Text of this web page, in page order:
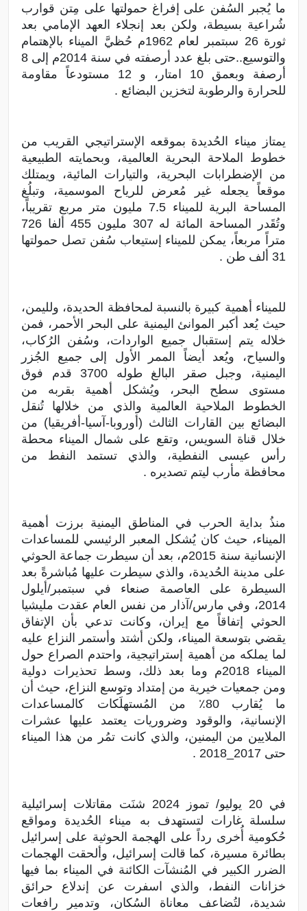
ما يُجبر السُفن على إفراغ حمولتها على مِتن قوارب
شُراعية بسيطة، ولكن بعد إنجلاء العهد الإمامي بعد
ثورة 26 سبتمبر لعام 1962م حُظيَّ الميناء بالإهتمام
والتوسيع..حتى بلغ عدد أرصفته في سنة 2014م إلى 8
أرصفة وبعمق 10 امتار، و 12 مستودعاً مقاومة
للحرارة والرطوبة لتخزين البضائع .
يمتاز ميناء الحُديدة بموقعه الإستراتيجي القريب من
خطوط الملاحة البحرية العالمية، وبحمايته الطبيعية
من الإضطرابات البحرية، والتيارات المائية، ويمتلك
موقعاً يجعله غير مُعرض للرياح الموسمية، وتبلُغ
المساحة البرية للميناء 7.5 مليون متر مربع تقريباً،
وتُقَدر المساحة المائة له 307 مليون 455 ألفا 726
متراً مربعاً، يمكن للميناء إستيعاب سُفن تصل حمولتها
31 ألف طن .
للميناء أهمية كبيرة بالنسبة لمحافظة الحديدة، ولليمن،
حيث يُعد أكبر الموانئ اليمنية على البحر الأحمر، فمن
خلاله يتم إستقبال جميع الواردات، وسُفن الرُكاب،
والسياح، ويُعد أيضاً الممر الأول إلى جميع الجُزر
اليمنية، وجبل صقر البالغ طوله 3700 قدم فوق
مستوى سطح البحر، ويُشكل أهمية بقربه من
الخطوط الملاحية العالمية والذي من خلالها تُنقل
البضائع بين القارات الثالث (أوروبا-آسيا-أفريقيا) من
خلال قناة السويس، وتقع على شمال الميناء محطة
رأس عيسى النفطية، والذي تستمد النفط من
محافظة مأرب ليتم تصديره .
منذُ بداية الحرب في المناطق اليمنية برزت أهمية
الميناء، حيث كان يُشكل المعبر الرئيسي للمساعدات
الإنسانية سنة 2015م، بعد أن سيطرت جماعة الحوثي
على مدينة الحُديدة، والذي سيطرت عليها مُباشرةً بعد
السيطرة على العاصمة صنعاء في سبتمبر/أيلول
2014، وفي مارس/آذار من نفس العام عقدت مليشيا
الحوثي إتفاقاً مع إيران، وكانت تدعي بأن الإتفاق
يقضي بتوسعة الميناء، ولكن أشتد وأستمر النزاع عليه
لما يملكه من أهمية إستراتيجية، واحتدم الصراع حول
الميناء 2018م وما بعد ذلك، وسط تحذيرات دولية
ومن جمعيات خيرية من إمتداد وتوسع النزاع، حيث أن
ما يُقارب 80٪ من المُستهلَكات كالمساعدات
الإنسانية، والوقود وضروريات يعتمد عليها عشرات
الملايين من اليمنين، والذي كانت تمُر من هذا الميناء
حتى 2017_2018 .
في 20 يوليو/ تموز 2024 شنَت مقاتلات إسرائيلية
سلسلة غارات لتستهدف به ميناء الحُديدة ومواقع
حُكومية أُخرى رداً على الهجمة الحوثية على إسرائيل
بطائرة مسيرة، كما قالت إسرائيل، وألحقت الهجمات
الضرر الكبير في المُنشآت الكائنة في الميناء بما فيها
خزانات النفط، والذي اسفرت عن إندلاع حرائق
شديدة، لتُضاعف معاناة السُكان، وتدمير رافعات